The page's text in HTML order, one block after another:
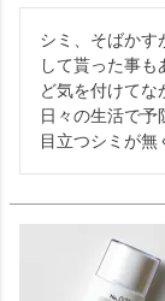
シミ、そばかす
して貰った事
ど気を付けてな
日々の生活で予
目立つシミが無